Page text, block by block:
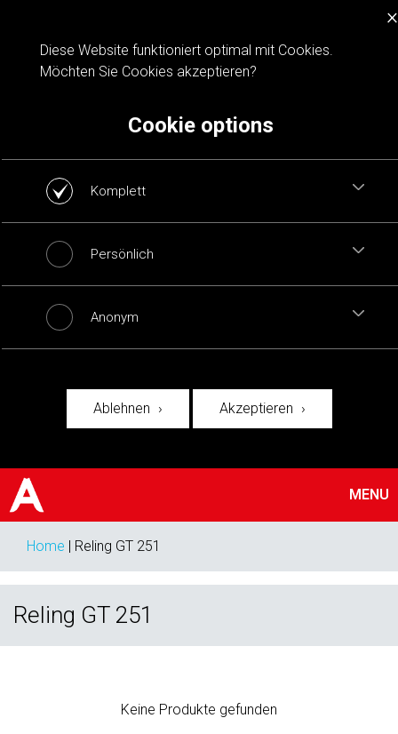
Cookie notification
×
Diese Website funktioniert optimal mit Cookies.
Möchten Sie Cookies akzeptieren?
Cookie options
Komplett
Persönlich
Anonym
Ablehnen Akzeptieren
MENU
Home | Reling GT 251
Reling GT 251
Keine Produkte gefunden